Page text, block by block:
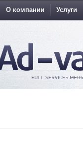
О компании Услуги